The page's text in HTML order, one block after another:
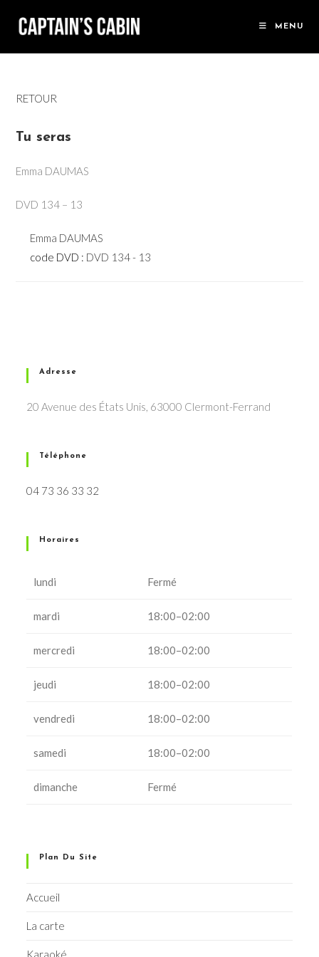
MENU
RETOUR
Tu seras
Emma DAUMAS
DVD 134 – 13
Emma DAUMAS
code DVD : DVD 134 - 13
Adresse
20 Avenue des États Unis, 63000 Clermont-Ferrand
Téléphone
04 73 36 33 32
Horaires
lundi Fermé
mardi 18:00–02:00
mercredi 18:00–02:00
jeudi 18:00–02:00
vendredi 18:00–02:00
samedi 18:00–02:00
dimanche Fermé
Plan Du Site
Accueil
La carte
Karaoké